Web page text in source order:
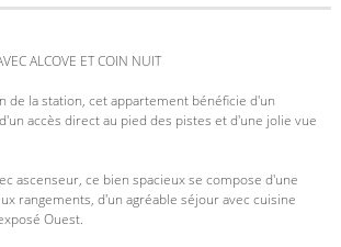
ALCOVE ET COIN NUIT
de la station, cet appartement bénéficie d'un
accès direct au pied des pistes et d'une jolie vue
ascenseur, ce bien spacieux se compose d'une
rangements, d'un agréable séjour avec cuisine
Ouest.